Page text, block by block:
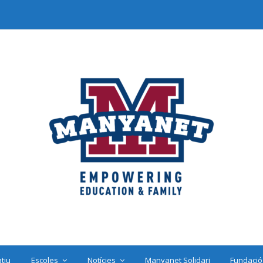
Escoles Notícies Manyanet Solidari Fundació